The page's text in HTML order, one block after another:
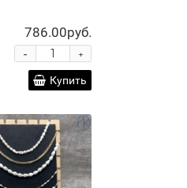
786.00руб.
+
-
Купить